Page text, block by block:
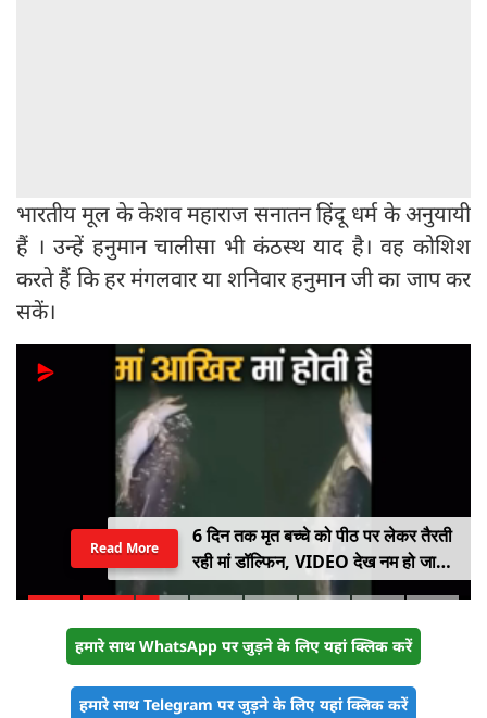
भारतीय मूल के केशव महाराज सनातन हिंदू धर्म के अनुयायी
हैं । उन्हें हनुमान चालीसा भी कंठस्थ याद है। वह कोशिश
करते हैं कि हर मंगलवार या शनिवार हनुमान जी का जाप कर
सकें।
6 दिन तक मृत बच्चे को पीठ पर लेकर तैरती
रही मां डॉल्फिन, VIDEO देख नम हो जाएंगी
आंखें
Read More
हमारे साथ WhatsApp पर जुड़ने के लिए यहां क्लिक करें
हमारे साथ Telegram पर जुड़ने के लिए यहां क्लिक करें